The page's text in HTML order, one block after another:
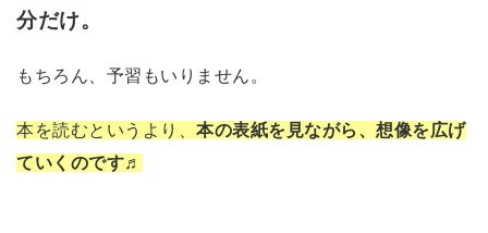
分だけ。
もちろん、予習もいりません。
本を読むというより、 本の表紙を見ながら、想像を広げ
ていくのです♬